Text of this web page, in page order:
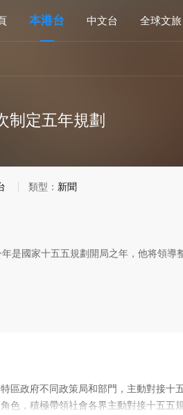
本港台 中文台 全球文旅
制定五年規劃
類型： 新聞
是國家十五五規劃開局之年，他将領
區政府不同政策局和部門，主動對接十
色，積極帶領社會各界主動對接十五五